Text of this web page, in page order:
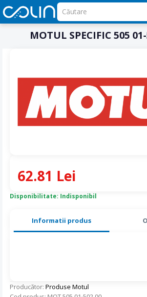
MOTUL SPECIFIC 505
Informatii produs
Producător: Produse Motul
Disponibilitate: Indisponibil
62.81 Lei